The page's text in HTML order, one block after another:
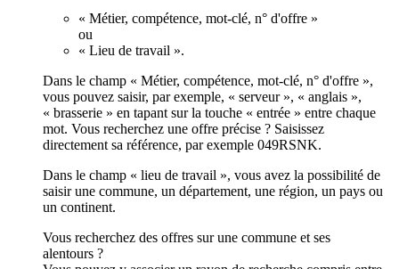
« Métier, compétence, mot-clé, n° d'offre »
ou
« Lieu de travail ».
Dans le champ « Métier, compétence, mot-clé, n° d'offre »,
vous pouvez saisir, par exemple, « serveur », « anglais »,
« brasserie » en tapant sur la touche « entrée » entre chaque
mot. Vous recherchez une offre précise ? Saisissez
directement sa référence, par exemple 049RSNK.
Dans le champ « lieu de travail », vous avez la possibilité de
saisir une commune, un département, une région, un pays ou
un continent.
Vous recherchez des offres sur une commune et ses
alentours ?